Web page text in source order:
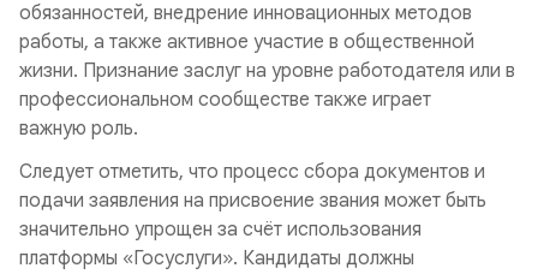
обязанностей, внедрение инновационных методов
работы, а также активное участие в общественной
жизни. Признание заслуг на уровне работодателя или в
профессиональном сообществе также играет
важную роль.
Следует отметить, что процесс сбора документов и
подачи заявления на присвоение звания может быть
значительно упрощен за счёт использования
платформы «Госуслуги». Кандидаты должны